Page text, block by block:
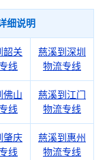
细说明
韶关
线
慈溪到深圳
物流专线
佛山
线
慈溪到江门
物流专线
肇庆
线
慈溪到惠州
物流专线